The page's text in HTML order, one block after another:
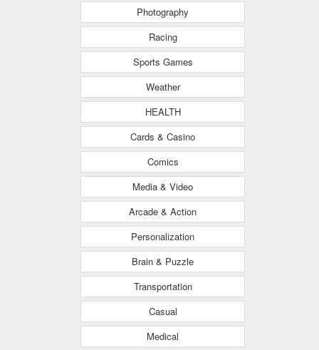
Photography
Racing
Sports Games
Weather
HEALTH
Cards & Casino
Comics
Media & Video
Arcade & Action
Personalization
Brain & Puzzle
Transportation
Casual
Medical